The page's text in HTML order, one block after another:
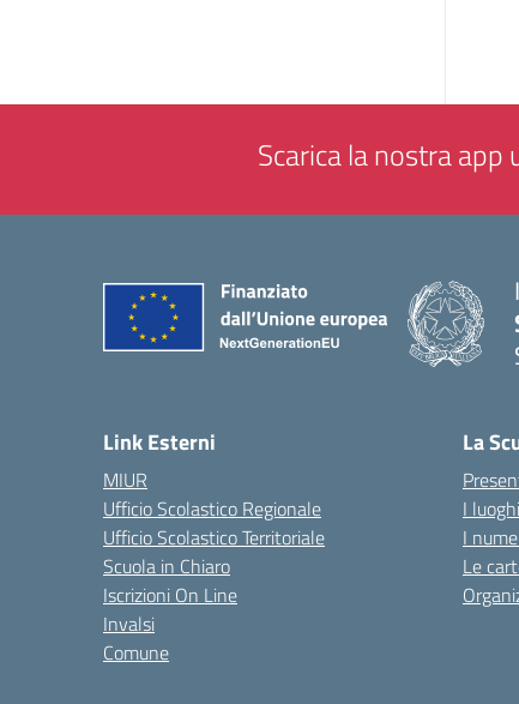
Scarica la nostra app
Link Esterni
MIUR
Ufficio Scolastico Regionale
Ufficio Scolastico Territoriale
Scuola in Chiaro
Iscrizioni On Line
Invalsi
Comune
La
I luoghi
I
Le